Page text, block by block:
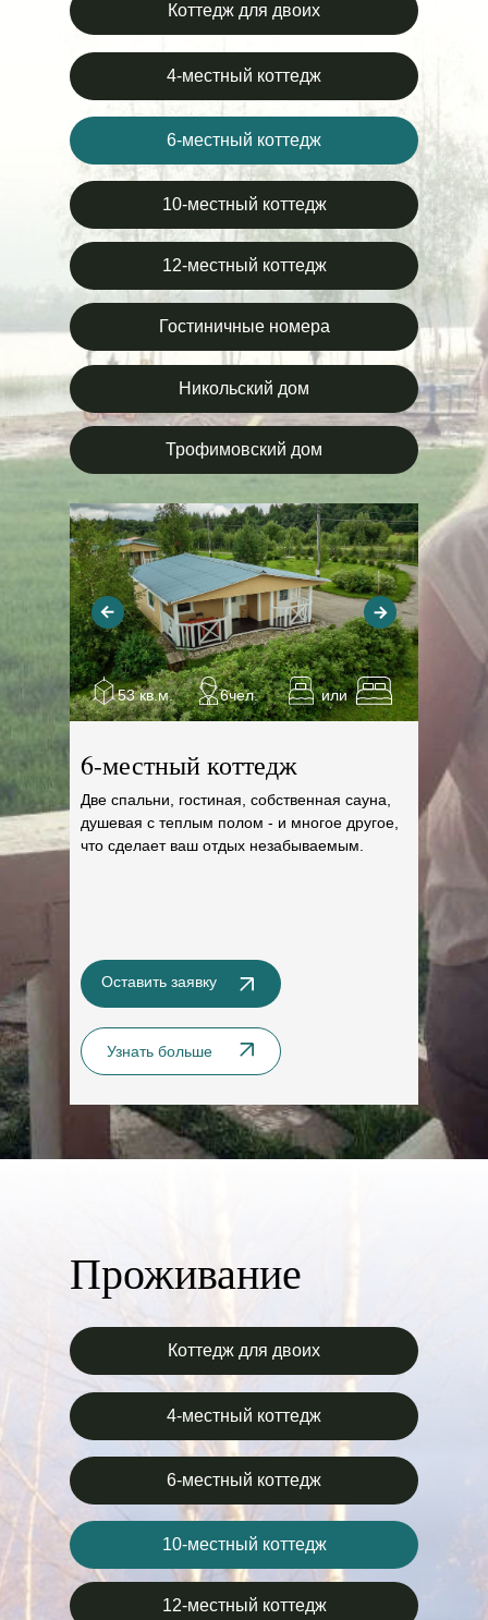
6-местный коттедж
Две спальни, гостиная, собственная сауна,
душевая с теплым полом - и многое другое,
что сделает ваш отдых незабываемым.
Узнать больше
Оставить заявку
53 кв.м. 6чел. или
Коттедж для двоих
4-местный коттедж
6-местный коттедж
10-местный коттедж
12-местный коттедж
Гостиничные номера
Никольский дом
Трофимовский дом
Проживание
Коттедж для двоих
4-местный коттедж
6-местный коттедж
10-местный коттедж
12-местный коттедж